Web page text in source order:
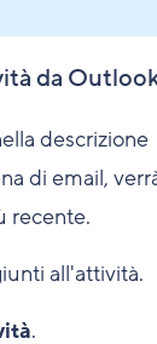
da
descrizione
di email,
recente.
all'attività.
.